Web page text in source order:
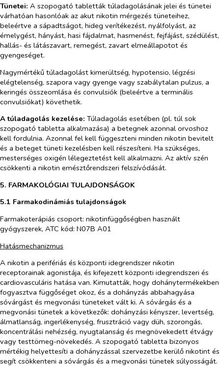
Tünetei: A szopogató tabletták túladagolásának jelei és tünetei
várhatóan hasonlóak az akut nikotin mérgezés tüneteihez,
beleértve a sápadtságot, hideg verítékezést, nyálfolyást, az
émelygést, hányást, hasi fájdalmat, hasmenést, fejfájást, szédülést,
hallás- és látászavart, remegést, zavart elmeállapotot és
gyengeséget.
Nagymértékű túladagolást kimerültség, hypotensio, légzési
elégtelenség, szapora vagy gyenge vagy szabálytalan pulzus, a
keringés összeomlása és convulsiók (beleértve a terminális
convulsiókat) követhetik.
A túladagolás kezelése: Túladagolás esetében (pl. túl sok
szopogató tabletta alkalmazása) a betegnek azonnal orvoshoz
kell fordulnia. Azonnal fel kell függeszteni minden nikotin bevitelt
és a beteget tüneti kezelésben kell részesíteni. Ha szükséges,
mesterséges oxigén lélegeztetést kell alkalmazni. Az aktív szén
csökkenti a nikotin emésztőrendszeri felszívódását.
5. FARMAKOLÓGIAI TULAJDONSÁGOK
5.1 Farmakodinámiás tulajdonságok
Farmakoterápiás csoport: nikotinfüggőségben használt
gyógyszerek, ATC kód: N07B A01
Hatásmechanizmus
A nikotin a perifériás és központi idegrendszer nikotin
receptorainak agonistája, és kifejezett központi idegrendszeri és
cardiovasculáris hatása van. Kimutatták, hogy dohánytermékekben
fogyasztva függőséget okoz, és a dohányzás abbahagyása
sóvárgást és megvonási tüneteket vált ki. A sóvárgás és a
megvonási tünetek a következők: dohányzási kényszer, levertség,
álmatlanság, ingerlékenység, frusztráció vagy düh, szorongás,
koncentrálási nehézség, nyugtalanság és megnövekedett étvágy
vagy testtömeg-növekedés. A szopogató tabletta bizonyos
mértékig helyettesíti a dohányzással szervezetbe kerülő nikotint és
segít csökkenteni a sóvárgás és a megvonási tünetek súlyosságát.